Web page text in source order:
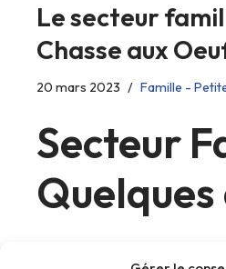
Le secteur
Chasse aux
20 mars 2023 Famille -
Secteur